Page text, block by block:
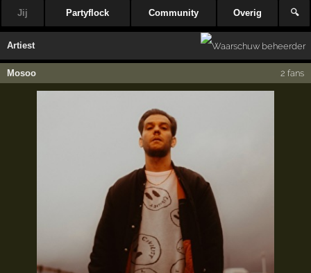
Jij Partyflock Community Overig 🔍
Artiest
Mosoo 2 fans